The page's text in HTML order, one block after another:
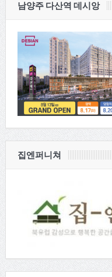
남양주 다산역 데시앙
집엔퍼니쳐